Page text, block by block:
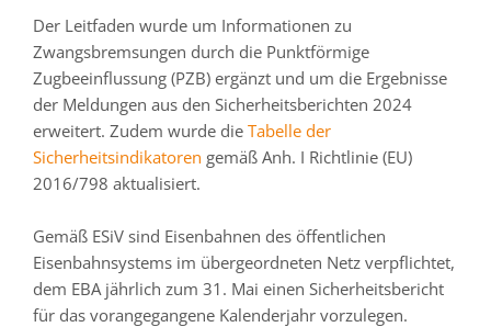
Der Leitfaden wurde um Informationen zu
Zwangsbremsungen durch die Punktförmige
Zugbeeinflussung (PZB) ergänzt und um die Ergebnisse
der Meldungen aus den Sicherheitsberichten 2024
erweitert. Zudem wurde die Tabelle der
Sicherheitsindikatoren gemäß Anh. I Richtlinie (EU)
2016/798 aktualisiert.
Gemäß ESiV sind Eisenbahnen des öffentlichen
Eisenbahnsystems im übergeordneten Netz verpflichtet,
dem EBA jährlich zum 31. Mai einen Sicherheitsbericht
für das vorangegangene Kalenderjahr vorzulegen.